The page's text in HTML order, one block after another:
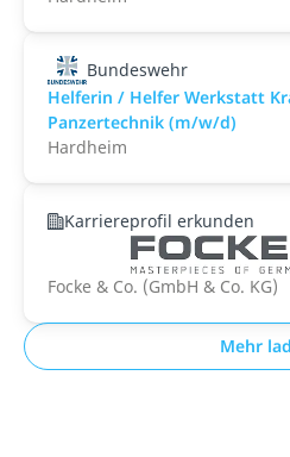
Bundeswehr
Helferin / Helfer Werkstatt
Panzertechnik (m/w/d)
Hardheim
Karriereprofil erkunden
Focke & Co. (GmbH & Co. KG)
Mehr